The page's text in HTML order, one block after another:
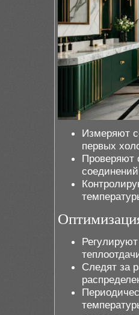
Измеряют
первых
Проверяют
Следят за